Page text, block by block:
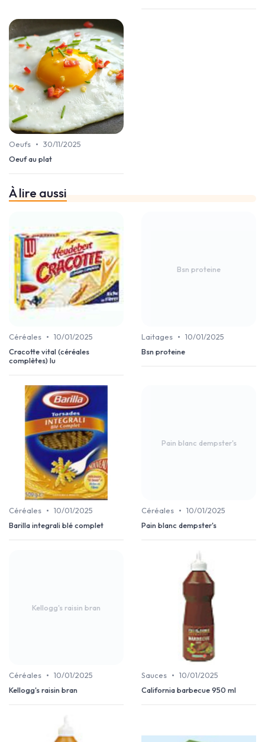
Oeufs • 30/11/2025
Oeuf au plat
À lire aussi
Céréales • 10/01/2025
Cracotte vital (céréales
complètes) lu
Bsn proteine
Laitages • 10/01/2025
Bsn proteine
Céréales • 10/01/2025
Barilla integrali blé complet
Pain blanc dempster's
Céréales • 10/01/2025
Pain blanc dempster's
Kellogg's raisin bran
Céréales • 10/01/2025
Kellogg's raisin bran
Sauces • 10/01/2025
California barbecue 950 ml